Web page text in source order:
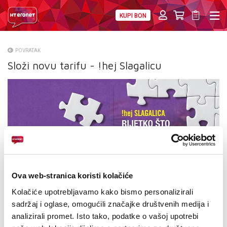
Ova web-stranica koristi kolačiće
Kolačiće upotrebljavamo kako bismo personalizirali
sadržaj i oglase, omogućili značajke društvenih medija i
analizirali promet. Isto tako, podatke o vašoj upotrebi
KUPI BON
O NAMA
VELEPRODAJA
E-RAČUN
POVRATAK
Složi novu tarifu - !hej Slagalicu